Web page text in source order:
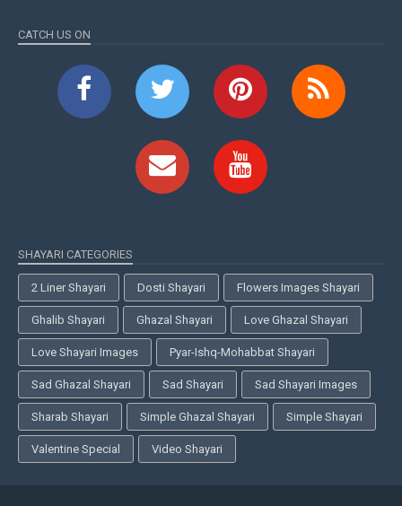
CATCH US ON
SHAYARI CATEGORIES
2 Liner Shayari Dosti Shayari Flowers Images Shayari
Ghalib Shayari Ghazal Shayari Love Ghazal Shayari
Love Shayari Images Pyar-Ishq-Mohabbat Shayari
Sad Ghazal Shayari Sad Shayari Sad Shayari Images
Sharab Shayari Simple Ghazal Shayari Simple Shayari
Valentine Special Video Shayari